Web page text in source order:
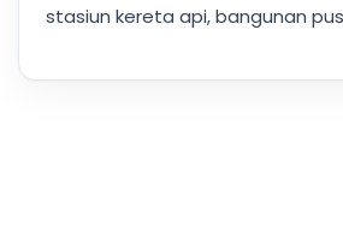
stasiun kereta api, bangunan